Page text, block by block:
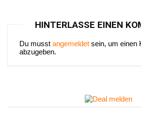
HINTERLASSE EINEN
Du musst angemeldet sein, um einen
abzugeben.